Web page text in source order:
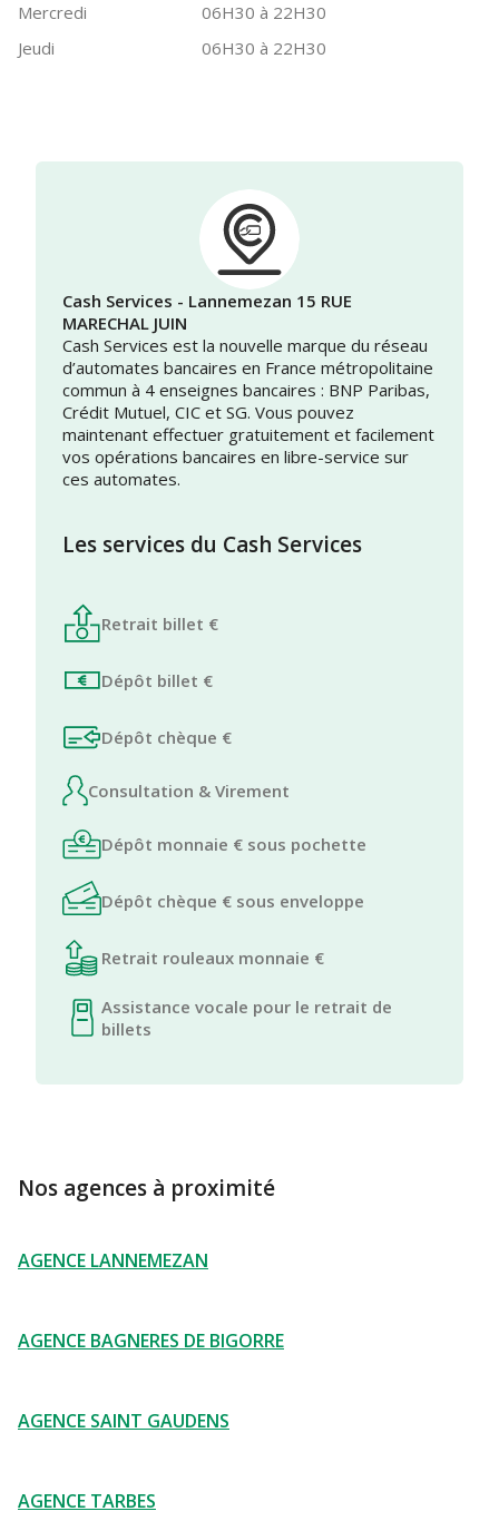
Mercredi
06H30 à 22H30
Jeudi
06H30 à 22H30
Cash Services - Lannemezan 15 RUE
MARECHAL JUIN
Cash Services est la nouvelle marque du réseau
d’automates bancaires en France métropolitaine
commun à 4 enseignes bancaires : BNP Paribas,
Crédit Mutuel, CIC et SG. Vous pouvez
maintenant effectuer gratuitement et facilement
vos opérations bancaires en libre-service sur
ces automates.
Les services du Cash Services
Retrait billet €
Dépôt billet €
Dépôt chèque €
Consultation & Virement
Dépôt monnaie € sous pochette
Dépôt chèque € sous enveloppe
Retrait rouleaux monnaie €
Assistance vocale pour le retrait de
billets
Nos agences à proximité
AGENCE LANNEMEZAN
AGENCE BAGNERES DE BIGORRE
AGENCE SAINT GAUDENS
AGENCE TARBES